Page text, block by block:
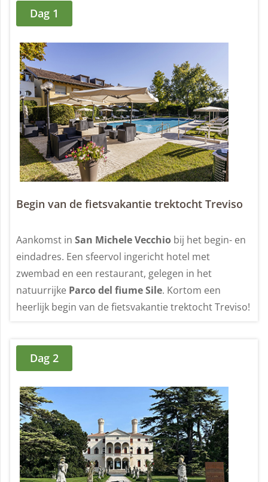
Dag 1
Begin van de fietsvakantie trektocht Treviso
Aankomst in San Michele Vecchio bij het begin- en
eindadres. Een sfeervol ingericht hotel met
zwembad en een restaurant, gelegen in het
natuurrijke Parco del fiume Sile. Kortom een
heerlijk begin van de fietsvakantie trektocht Treviso!
Dag 2